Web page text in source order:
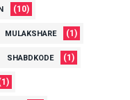
(10)
MULAKSHARE (1)
SHABDKODE (1)